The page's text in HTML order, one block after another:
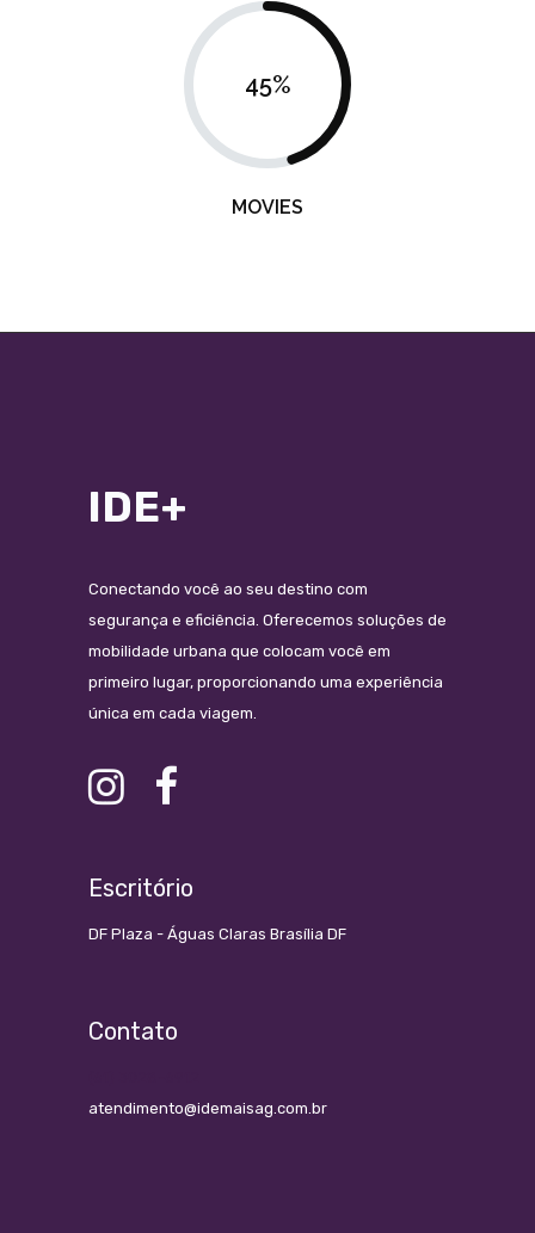
45%
MOVIES
IDE+
Conectando você ao seu destino com
segurança e eficiência. Oferecemos soluções de
mobilidade urbana que colocam você em
primeiro lugar, proporcionando uma experiência
única em cada viagem.
Escritório
DF Plaza - Águas Claras Brasília DF
Contato
atendimento@idemaisag.com.br